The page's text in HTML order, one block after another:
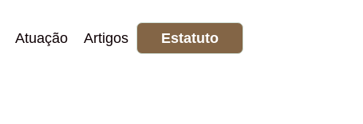
Atuação Artigos Estatuto